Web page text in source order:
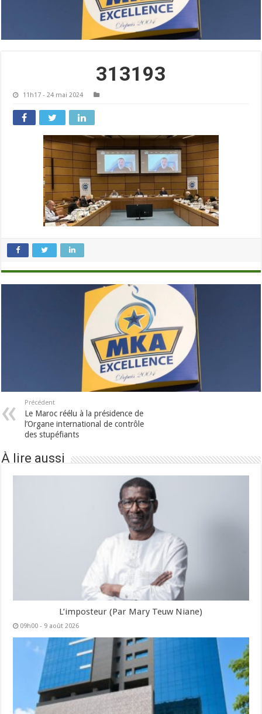
313193
11h17 - 24 mai 2024
Précédent
Le Maroc réélu à la présidence de
l’Organe international de contrôle
des stupéfiants
À lire aussi
L’imposteur (Par Mary Teuw Niane)
09h00 - 9 août 2026